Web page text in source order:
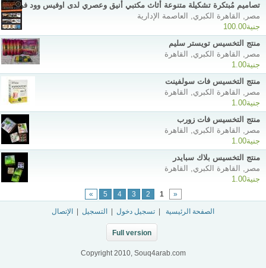
تصاميم مُبتكرة تشكيلة متنوعة أثاث مكتبي أنيق وعصري لدى اوفيس وود فرنتشر
مصر, القاهرة الكبري, العاصمة الإدارية
جنية100.00
منتج التخسيس تويستر سليم
مصر, القاهرة الكبري, القاهرة
جنية1.00
منتج التخسيس فات سولفينت
مصر, القاهرة الكبري, القاهرة
جنية1.00
منتج التخسيس فات زورب
مصر, القاهرة الكبري, القاهرة
جنية1.00
منتج التخسيس بلاك سبايدر
مصر, القاهرة الكبري, القاهرة
جنية1.00
«
1
2
3
4
5
»
الصفحة الرئيسية تسجيل دخول التسجيل الإتصال
Full version
Copyright 2010, Souq4arab.com